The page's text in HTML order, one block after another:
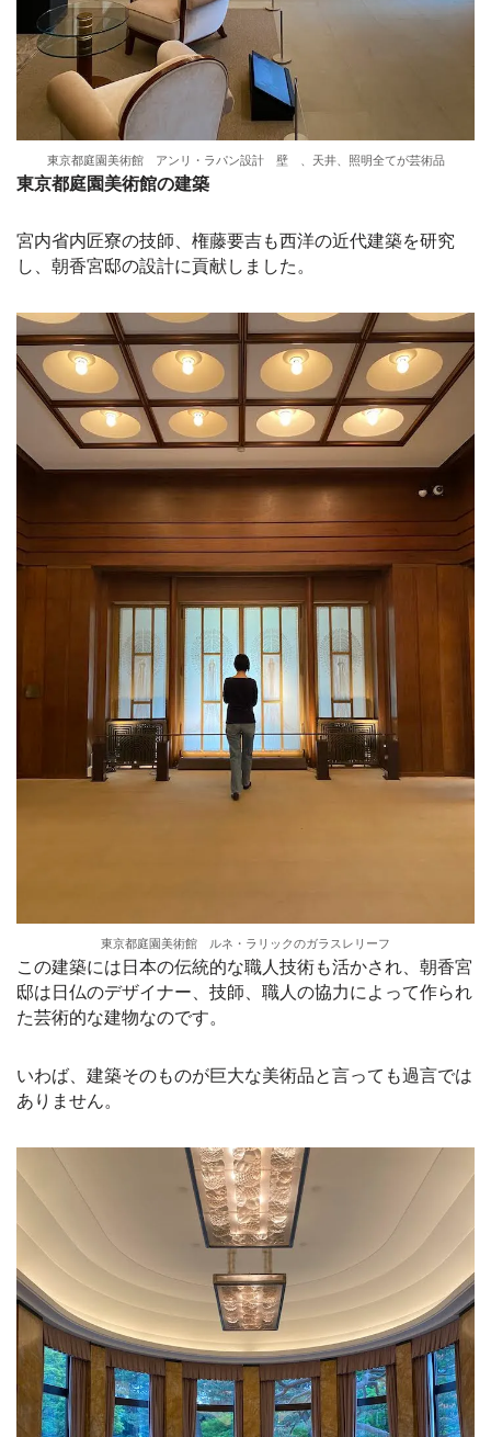
東京都庭園美術館 アンリ・ラパン設計 壁 、天井、照明全てが芸術品
東京都庭園美術館の建築
宮内省内匠寮の技師、権藤要吉も西洋の近代建築を研究
し、朝香宮邸の設計に貢献しました。
東京都庭園美術館 ルネ・ラリックのガラスレリーフ
この建築には日本の伝統的な職人技術も活かされ、朝香宮
邸は日仏のデザイナー、技師、職人の協力によって作られ
た芸術的な建物なのです。
いわば、建築そのものが巨大な美術品と言っても過言では
ありません。